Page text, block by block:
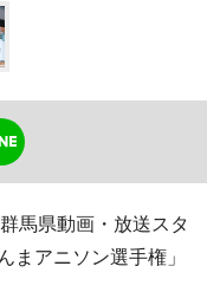
馬県動画・放送スタ
まアニソン選手権」